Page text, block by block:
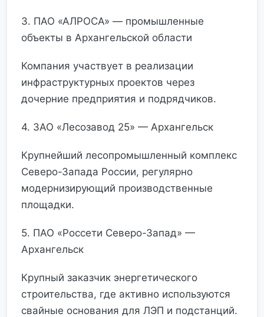
3. ПАО «АЛРОСА» — промышленные
объекты в Архангельской области
Компания участвует в реализации
инфраструктурных проектов через
дочерние предприятия и подрядчиков.
4. ЗАО «Лесозавод 25» — Архангельск
Крупнейший лесопромышленный комплекс
Северо-Запада России, регулярно
модернизирующий производственные
площадки.
5. ПАО «Россети Северо-Запад» —
Архангельск
Крупный заказчик энергетического
строительства, где активно используются
свайные основания для ЛЭП и подстанций.